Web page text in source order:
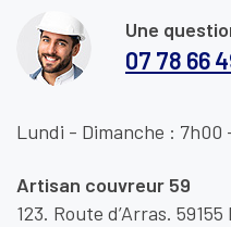
Une
07 78 66
Lundi - Dimanche : 7h00
Artisan couvreur 59
123. Route d’Arras.